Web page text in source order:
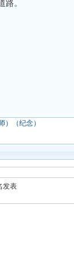
。
（纪念）
发表